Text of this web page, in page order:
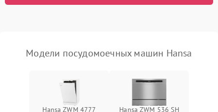
Модели посудомоечных машин Hansa
Hansa ZWM 4777
Hansa ZWM 536 SH